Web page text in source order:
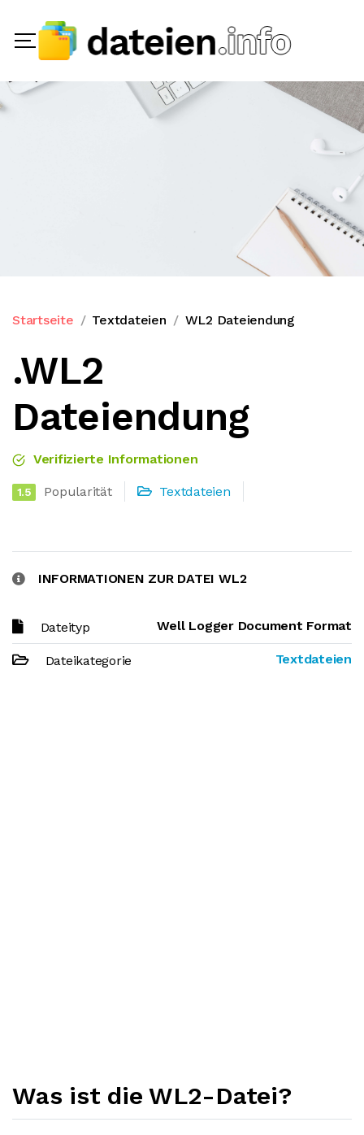
Startseite Textdateien WL2 Dateiendung
.WL2
Dateiendung
Verifizierte Informationen
1.5 Popularität Textdateien
INFORMATIONEN ZUR DATEI WL2
Dateityp Well Logger Document Format
Dateikategorie Textdateien
Was ist die WL2-Datei?